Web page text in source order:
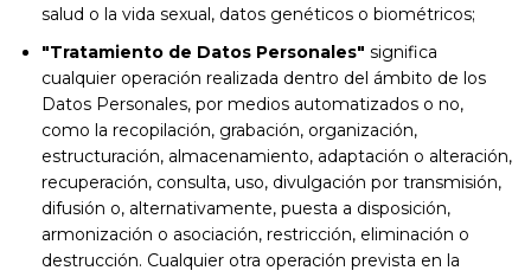
salud o la vida sexual, datos genéticos o biométricos;
"Tratamiento de Datos Personales" significa
cualquier operación realizada dentro del ámbito de los
Datos Personales, por medios automatizados o no,
como la recopilación, grabación, organización,
estructuración, almacenamiento, adaptación o alteración,
recuperación, consulta, uso, divulgación por transmisión,
difusión o, alternativamente, puesta a disposición,
armonización o asociación, restricción, eliminación o
destrucción. Cualquier otra operación prevista en la